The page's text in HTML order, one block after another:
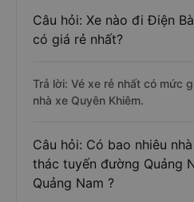
Câu hỏi: Xe nào đi Điện
có giá rẻ nhất?
Trả lời: Vé xe rẻ nhất có mức
nhà xe Quyên Khiêm.
Câu hỏi: Có bao nhiêu
thác tuyến đường Quảng
Quảng Nam ?